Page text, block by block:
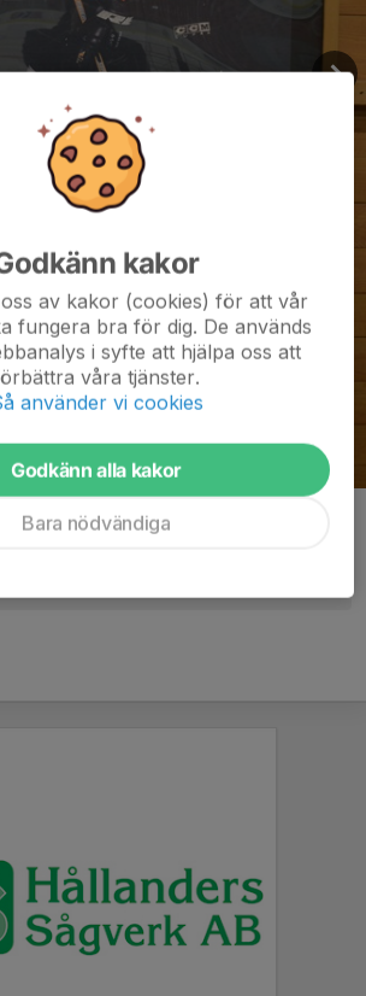
kakor
av kakor (cookies) för att vår
fungera bra för dig. De används
i syfte att hjälpa oss att
våra tjänster.
använder vi cookies
Godkänn alla kakor
Bara nödvändiga